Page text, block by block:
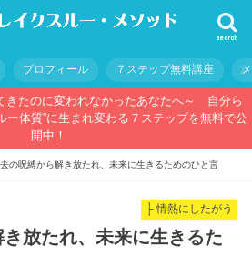
search
プロフィール ７ステップ無料講座
きたのに変われなかったあなたへ～ 自分ら
ー体質”に生まれ変わる７ステップを無料で公
開中！
の呪縛から解き放たれ、未来に生きるためのひと言
├ 情熱にしたがう
放たれ、未来に生きるた